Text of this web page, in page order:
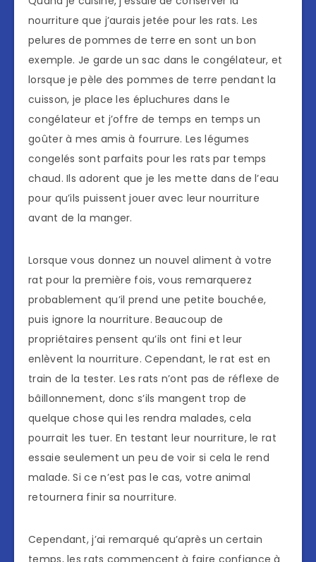
nourriture que j’aurais jetée pour les rats. Les
pelures de pommes de terre en sont un bon
exemple. Je garde un sac dans le congélateur, et
lorsque je pèle des pommes de terre pendant la
cuisson, je place les épluchures dans le
congélateur et j’offre de temps en temps un
goûter à mes amis à fourrure. Les légumes
congelés sont parfaits pour les rats par temps
chaud. Ils adorent que je les mette dans de l’eau
pour qu’ils puissent jouer avec leur nourriture
avant de la manger.
Lorsque vous donnez un nouvel aliment à votre
rat pour la première fois, vous remarquerez
probablement qu’il prend une petite bouchée,
puis ignore la nourriture. Beaucoup de
propriétaires pensent qu’ils ont fini et leur
enlèvent la nourriture. Cependant, le rat est en
train de la tester. Les rats n’ont pas de réflexe de
bâillonnement, donc s’ils mangent trop de
quelque chose qui les rendra malades, cela
pourrait les tuer. En testant leur nourriture, le rat
essaie seulement un peu de voir si cela le rend
malade. Si ce n’est pas le cas, votre animal
retournera finir sa nourriture.
Cependant, j’ai remarqué qu’après un certain